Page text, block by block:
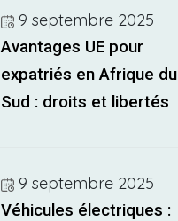
9 septembre 2025
Avantages UE pour
expatriés en Afrique du
Sud : droits et libertés
9 septembre 2025
Véhicules électriques :